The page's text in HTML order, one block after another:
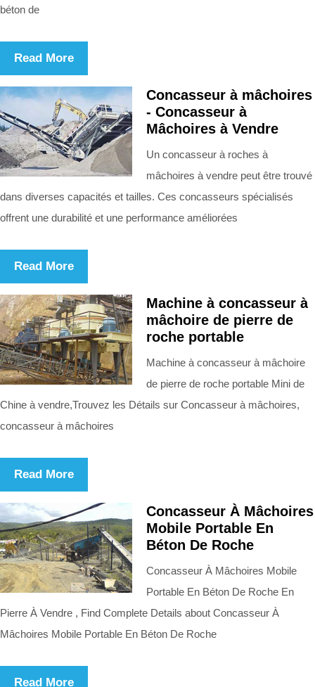
béton de
Read More
Concasseur à mâchoires
- Concasseur à
Mâchoires à Vendre
Un concasseur à roches à
mâchoires à vendre peut être trouvé
dans diverses capacités et tailles. Ces concasseurs spécialisés
offrent une durabilité et une performance améliorées
Read More
Machine à concasseur à
mâchoire de pierre de
roche portable
Machine à concasseur à mâchoire
de pierre de roche portable Mini de
Chine à vendre,Trouvez les Détails sur Concasseur à mâchoires,
concasseur à mâchoires
Read More
Concasseur À Mâchoires
Mobile Portable En
Béton De Roche
Concasseur À Mâchoires Mobile
Portable En Béton De Roche En
Pierre À Vendre , Find Complete Details about Concasseur À
Mâchoires Mobile Portable En Béton De Roche
Read More